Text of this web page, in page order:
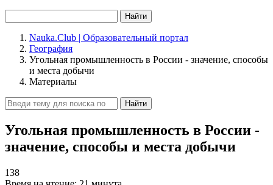
Найти
Nauka.Club | Образовательный портал
География
Угольная промышленность в России - значение, способы
и места добычи
Материалы
Найти
Угольная промышленность в России -
значение, способы и места добычи
138